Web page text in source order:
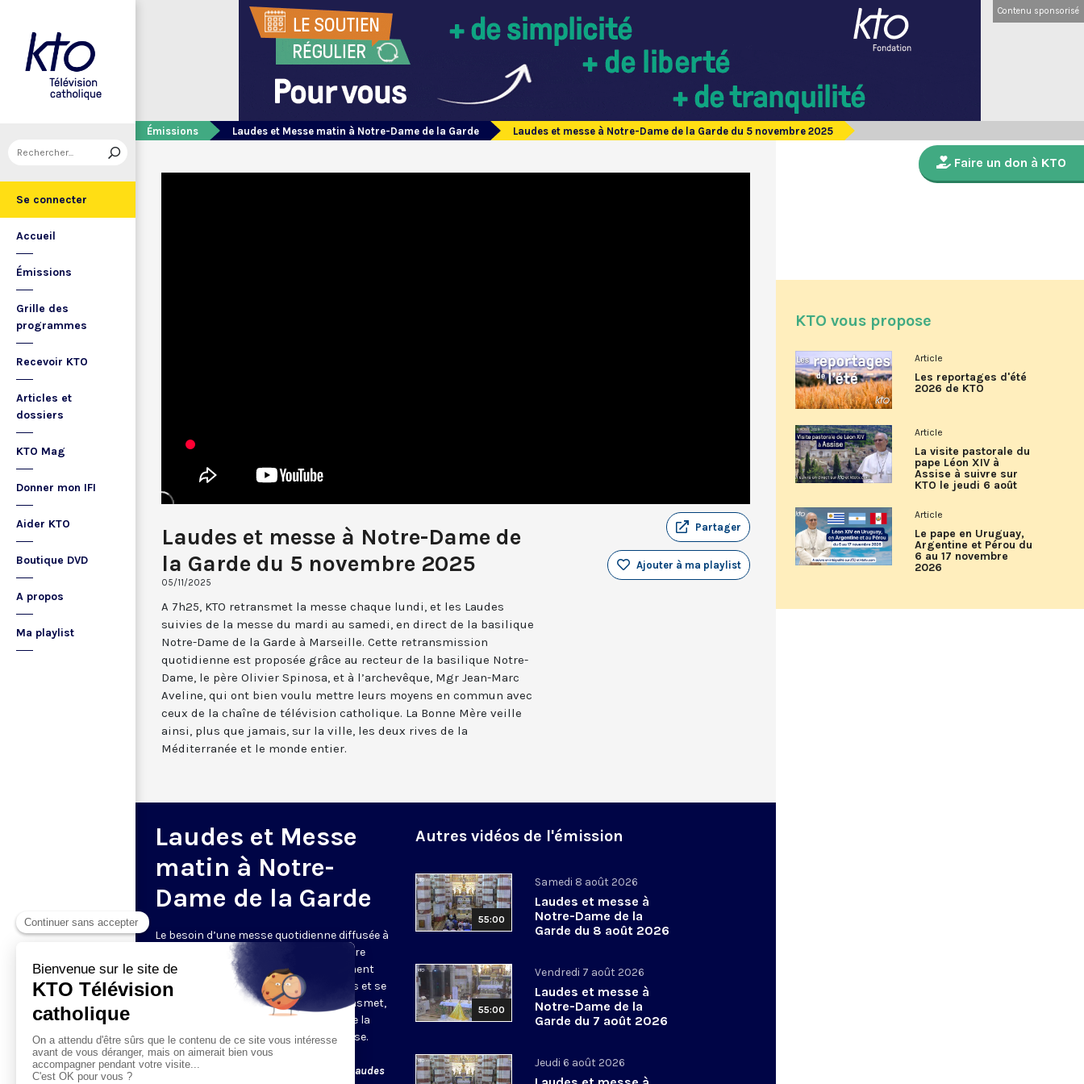
Se connecter
Accueil
Émissions
Grille des
programmes
Recevoir KTO
Articles et
dossiers
KTO Mag
Donner mon IFI
Aider KTO
Boutique DVD
A propos
Ma playlist
Contenu sponsorisé
Émissions Laudes et Messe matin à Notre-Dame de la Garde Laudes et messe à Notre-Dame de la Garde du 5 novembre 2025
Laudes et messe à Notre-Dame de
la Garde du 5 novembre 2025
05/11/2025
Partager
Ajouter à ma playlist
A 7h25, KTO retransmet la messe chaque lundi, et les Laudes
suivies de la messe du mardi au samedi, en direct de la basilique
Notre-Dame de la Garde à Marseille. Cette retransmission
quotidienne est proposée grâce au recteur de la basilique Notre-
Dame, le père Olivier Spinosa, et à l’archevêque, Mgr Jean-Marc
Aveline, qui ont bien voulu mettre leurs moyens en commun avec
ceux de la chaîne de télévision catholique. La Bonne Mère veille
ainsi, plus que jamais, sur la ville, les deux rives de la
Méditerranée et le monde entier.
Laudes et Messe
matin à Notre-
Dame de la Garde
Le besoin d’une messe quotidienne diffusée à
la télévision a été exprimé d’une manière
encore plus forte pendant le confinement
dans de nombreux pays francophones et se
maintient depuis la reprise. KTO retransmet,
en direct de la basilique Notre-Dame de la
Garde, à Marseille, les laudes et la messe.
Le lundi à 7h25, la messe
Du mardi au samedi à 7h25, messe avec laudes
Autres vidéos de l'émission
55:00
Samedi 8 août 2026
Laudes et messe à
Notre-Dame de la
Garde du 8 août 2026
55:00
Vendredi 7 août 2026
Laudes et messe à
Notre-Dame de la
Garde du 7 août 2026
Jeudi 6 août 2026
Faire un don à KTO
KTO vous propose
Article
Les reportages d'été
2026 de KTO
Article
La visite pastorale du
pape Léon XIV à
Assise à suivre sur
KTO le jeudi 6 août
Article
Le pape en Uruguay,
Argentine et Pérou du
6 au 17 novembre
2026